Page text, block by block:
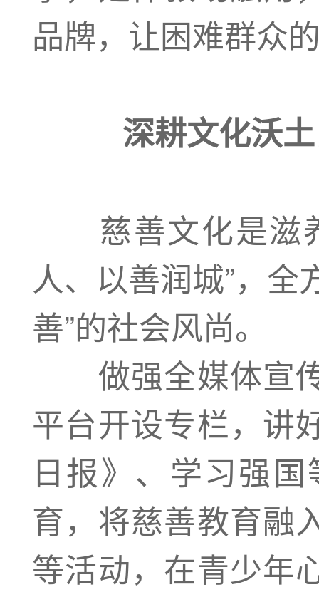
品牌，让困难群众
深耕文化沃
慈善文化是滋
人、以善润城”，全
善”的社会风尚。
做强全媒体宣传
平台开设专栏，讲
日报》、学习强
育，将慈善教育融
等活动，在青少年